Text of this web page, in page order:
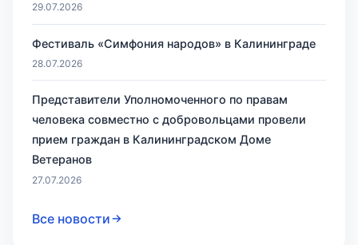
29.07.2026
Фестиваль «Симфония народов» в Калининграде
28.07.2026
Представители Уполномоченного по правам
человека совместно с добровольцами провели
прием граждан в Калининградском Доме
Ветеранов
27.07.2026
Все новости